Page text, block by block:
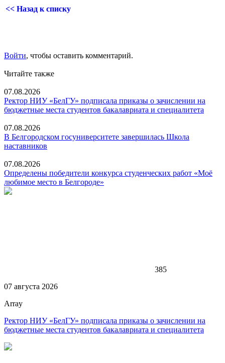
<< Назад к списку
Войти, чтобы оставить комментарий.
Читайте также
07.08.2026
Ректор НИУ «БелГУ» подписала приказы о зачислении на
бюджетные места студентов бакалавриата и специалитета
07.08.2026
В Белгородском госуниверситете завершилась Школа
наставников
07.08.2026
Определены победители конкурса студенческих работ «Моё
любимое место в Белгороде»
385
07 августа 2026
Array
Ректор НИУ «БелГУ» подписала приказы о зачислении на
бюджетные места студентов бакалавриата и специалитета